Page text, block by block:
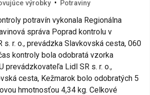
výrobky • Potraviny
potravín vykonala Regionálna
správa Poprad kontrolu v
s. r. o., prevádzka Slavkovská cesta, 060
kontroly bola odobratá vzorka
prevádzkovateľa Lidl SR s. r. o.,
cesta, Kežmarok bolo odobratých 5
hmotnosťou 4,34 kg. Celkové